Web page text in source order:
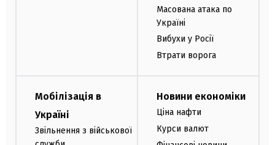
Масована атака по
Україні
Вибухи у Росії
Втрати ворога
Мобілізація в
Україні
Звільнення з військової
Новини економіки
Ціна нафти
Курси валют